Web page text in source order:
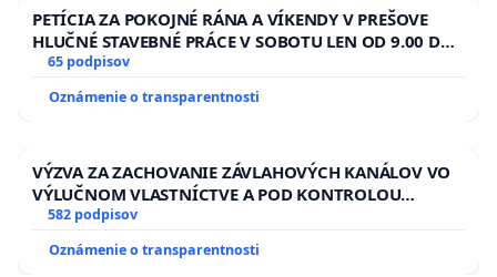
PETÍCIA ZA POKOJNÉ RÁNA A VÍKENDY V PREŠOVE
HLUČNÉ STAVEBNÉ PRÁCE V SOBOTU LEN OD 9.00 DO
13.00 HOD., CEZ PRACOVNÝ TÝŽDEŇ CIEĽ 8.00 – 18.00
HOD. A PRAVIDELNÁ KONTROLA STAVBY C-AREA NA
ĎUMBIERSKEJ/MAGU
65 podpisov
Oznámenie o transparentnosti
VÝZVA ZA ZACHOVANIE ZÁVLAHOVÝCH KANÁLOV VO
VÝLUČNOM VLASTNÍCTVE A POD KONTROLOU
SLOVENSKEJ REPUBLIKY & žiadosť na riešenie
zanedbaného stavu závlahových a odvodňovacích
kanálov na Slovensku
582 podpisov
Oznámenie o transparentnosti